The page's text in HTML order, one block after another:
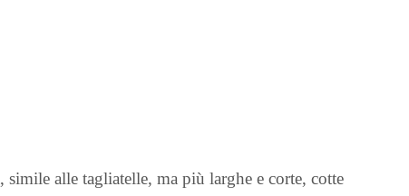
simile alle tagliatelle, ma più larghe e corte, cotte